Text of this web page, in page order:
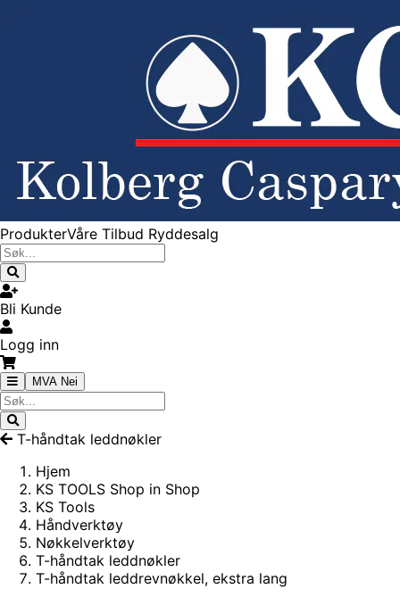
ProdukterVåre Tilbud Ryddesalg
Bli Kunde
Logg inn
MVA Nei
T-håndtak leddnøkler
Hjem
KS TOOLS Shop in Shop
KS Tools
Håndverktøy
Nøkkelverktøy
T-håndtak leddnøkler
T-håndtak leddrevnøkkel, ekstra lang